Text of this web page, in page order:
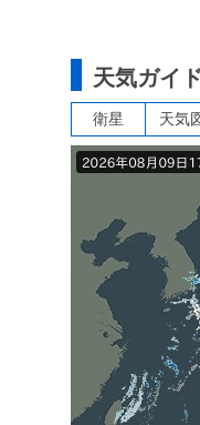
天気ガイ
衛星 天気